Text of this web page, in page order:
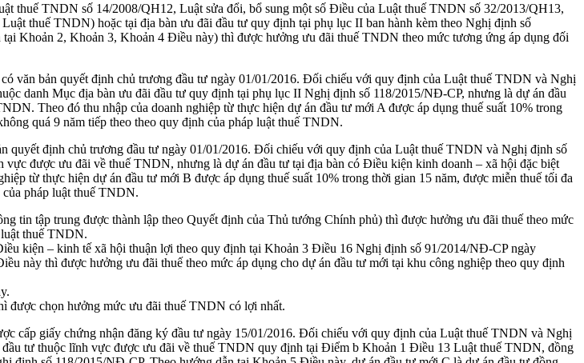
thuế TNDN số 14/2008/QH12, Luật sửa đổi, bổ sung một số Điều của Luật thuế TNDN số 32/2013/QH13,
thuế TNDN) hoặc tại địa bàn ưu đãi đầu tư quy định tại phụ lục II ban hành kèm theo Nghị định số
Khoản 2, Khoản 3, Khoản 4 Điều này) thì được hưởng ưu đãi thuế TNDN theo mức tương ứng áp dụng đối
văn bản quyết định chủ trương đầu tư ngày 01/01/2016. Đối chiếu với quy định của Luật thuế TNDN và Nghị
danh Mục địa bàn ưu đãi đầu tư quy định tại phụ lục II Nghị định số 118/2015/NĐ-CP, nhưng là dự án đầu
Theo đó thu nhập của doanh nghiệp từ thực hiện dự án đầu tư mới A được áp dụng thuế suất 10% trong
quá 9 năm tiếp theo theo quy định của pháp luật thuế TNDN.
quyết định chủ trương đầu tư ngày 01/01/2016. Đối chiếu với quy định của Luật thuế TNDN và Nghị định số
được ưu đãi về thuế TNDN, nhưng là dự án đầu tư tại địa bàn có Điều kiện kinh doanh – xã hội đặc biệt
từ thực hiện dự án đầu tư mới B được áp dụng thuế suất 10% trong thời gian 15 năm, được miễn thuế tối đa
pháp luật thuế TNDN.
tin tập trung được thành lập theo Quyết định của Thủ tướng Chính phủ) thì được hưởng ưu đãi thuế theo mức
thuế TNDN.
kiện – kinh tế xã hội thuận lợi theo quy định tại Khoản 3 Điều 16 Nghị định số 91/2014/NĐ-CP ngày
này thì được hưởng ưu đãi thuế theo mức áp dụng cho dự án đầu tư mới tại khu công nghiệp theo quy định
được chọn hưởng mức ưu đãi thuế TNDN có lợi nhất.
cấp giấy chứng nhận đăng ký đầu tư ngày 15/01/2016. Đối chiếu với quy định của Luật thuế TNDN và Nghị
tư thuộc lĩnh vực được ưu đãi về thuế TNDN quy định tại Điểm b Khoản 1 Điều 13 Luật thuế TNDN, đồng